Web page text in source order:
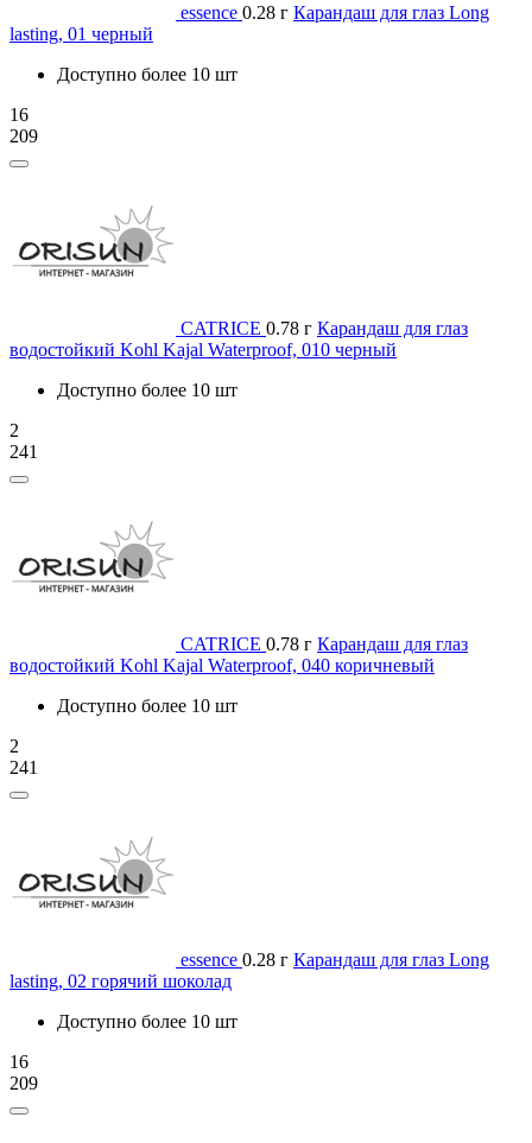
essence 0.28 г Карандаш для глаз Long
lasting, 01 черный
Доступно более 10 шт
16
209
CATRICE 0.78 г Карандаш для глаз
водостойкий Kohl Kajal Waterproof, 010 черный
Доступно более 10 шт
2
241
CATRICE 0.78 г Карандаш для глаз
водостойкий Kohl Kajal Waterproof, 040 коричневый
Доступно более 10 шт
2
241
essence 0.28 г Карандаш для глаз Long
lasting, 02 горячий шоколад
Доступно более 10 шт
16
209